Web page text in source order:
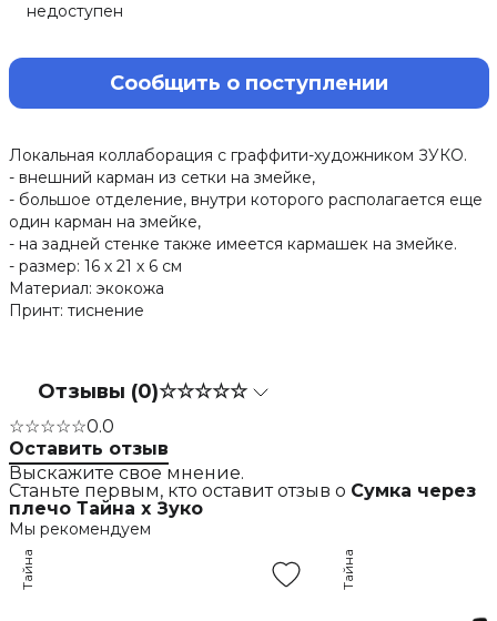
недоступен
Сообщить о поступлении
Локальная коллаборация с граффити-художником ЗУКО.
- внешний карман из сетки на змейке,
- большое отделение, внутри которого располагается еще
один карман на змейке,
- на задней стенке также имеется кармашек на змейке.
- размер: 16 х 21 х 6 см
Материал: экокожа
Принт: тиснение
Отзывы (0)☆☆☆☆☆
☆☆☆☆☆0.0
Оставить отзыв
Выскажите свое мнение.
Станьте первым, кто оставит отзыв о Сумка через
плечо Тайна х Зуко
Мы рекомендуем
Тайна Тайна